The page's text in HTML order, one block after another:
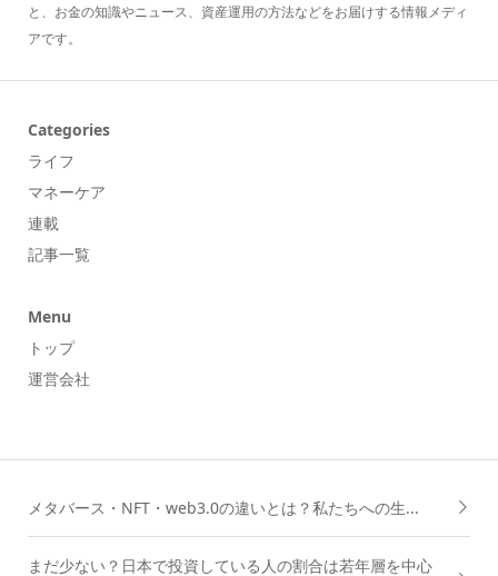
と、お金の知識やニュース、資産運用の方法などをお届けする情報メディ
アです。
Categories
ライフ
マネーケア
連載
記事一覧
Menu
トップ
運営会社
メタバース・NFT・web3.0の違いとは？私たちへの生...
まだ少ない？日本で投資している人の割合は若年層を中心